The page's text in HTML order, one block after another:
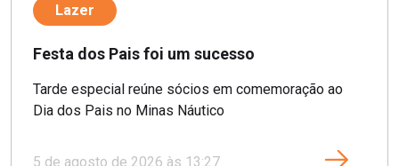
Lazer
Festa dos Pais foi um sucesso
Tarde especial reúne sócios em comemoração ao
Dia dos Pais no Minas Náutico
5 de agosto de 2026 às 13:27